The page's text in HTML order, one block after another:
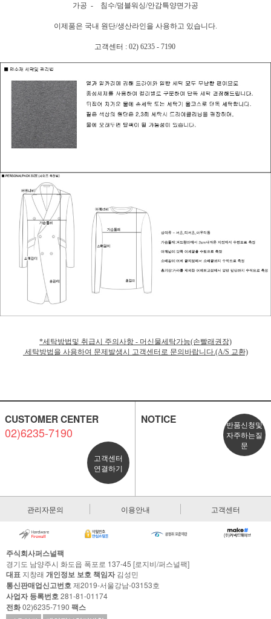
가공 - 침수/덤블워싱/안감특양면가공
이제품은 국내 원단/생산라인을 사용하고 있습니다.
고객센터 : 02) 6235 - 7190
*세탁방법및 취급시 주의사항 - 머신물세탁가능(손빨래권장)
세탁방법을 사용하여 문제발생시 고객센터로 문의바랍니다.(A/S 교환)
CUSTOMER CENTER
02)6235-7190
고객센터
연결하기
NOTICE
반품신청및
자주하는질
문
관리자문의 이용안내 고객센터
주식회사퍼스널팩
경기도 남양주시 화도읍 폭포로 137-45 [로지비/퍼스널팩]
대표 지창래 개인정보 보호 책임자김성민
통신판매업신고번호제2019-서울강남-03153호
사업자 등록번호281-81-01174
전화02)6235-7190 팩스